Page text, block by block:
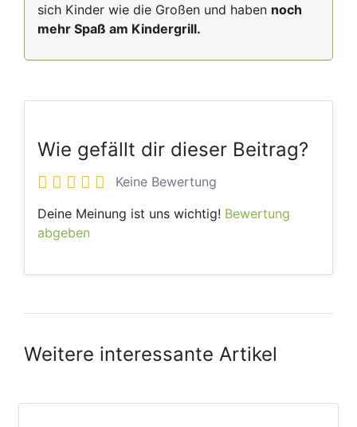
sich Kinder wie die Großen und haben noch
mehr Spaß am Kindergrill.
Wie gefällt dir dieser Beitrag?
Keine Bewertung
Deine Meinung ist uns wichtig! Bewertung
abgeben
Weitere interessante Artikel